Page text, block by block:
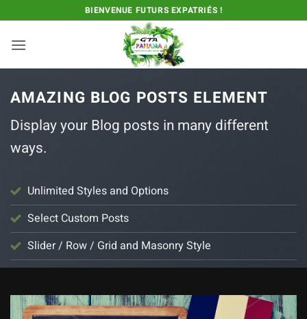
au
contenu
BIENVENUE FUTURS EXPATRIÉS !
AMAZING BLOG POSTS ELEMENT
Display your Blog posts in many different
ways.
Unlimited Styles and Options
Select Custom Posts
Slider / Row / Grid and Masonry Style